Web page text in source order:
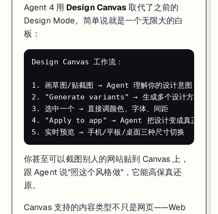
项目配置
数据库内容 （可选）
关键特性： 双向导航
回滚时如果需要同时恢复数据库，在 "Additional rollback options" 里
Agent 4 用 Design Canvas 取代了之前的
Design Mode。简单说就是一个无限大的白
板：
Design Canvas 工作流：
1. 画草图/贴截图 → Agent 理解你的设计意图
2. "Generate variants" → 生成多个设计方案并排
3. 选中一个 → 直接调颜色、字体、间距
4. "Apply to app" → Agent 把设计变成真正的代
你甚至可以截图别人的网站贴到 Canvas 上，
跟 Agent 说"照这个风格做"，它能高保真还
原。
Canvas 支持的内容类型不只是网页——Web